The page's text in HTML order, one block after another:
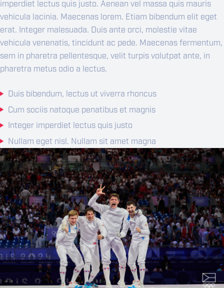
imperdiet lectus quis justo. Aenean vel massa quis mauris
vehicula lacinia. Maecenas lorem. Etiam bibendum elit eget
erat. Integer malesuada. Duis ante orci, molestie vitae
vehicula venenatis, tincidunt ac pede. Maecenas fermentum,
sem in pharetra pellentesque, velit turpis volutpat ante, in
pharetra metus odio a lectus.
Duis bibendum, lectus ut viverra rhoncus
Cum sociis natoque penatibus et magnis
Integer imperdiet lectus quis justo
Nullam eget nisl. Nullam sit amet magna